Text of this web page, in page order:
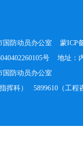
国防动员办公室 蒙ICP
号 地址：
国防动员办公室
指挥科） 5899610（工